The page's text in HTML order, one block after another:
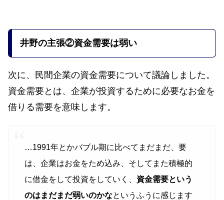
井野の主張②資金需要は弱い
次に、民間企業の資金需要について議論しました。
資金需要とは、企業が投資するために必要なお金を
借りる需要を意味します。
…1991年とかバブル期に比べてまだまだ、要
は、企業はお金をため込み、そしてまた積極的
に借金をして投資をしていく、 資金需要という
のはまだまだ弱いのかなというふうに感じます